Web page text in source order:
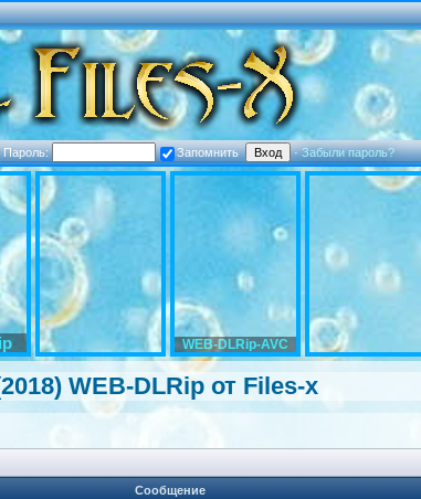
Пароль: Запомнить ·Забыли пароль?
WEB-DLRip-AVC
WEB-DLRip от Files-x
Сообщение